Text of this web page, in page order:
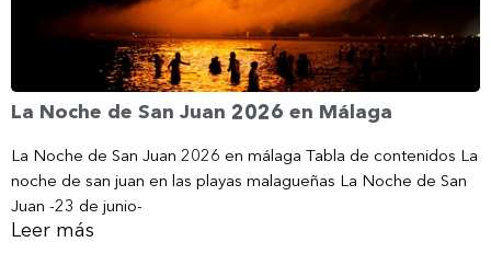
La Noche de San Juan 2026 en Málaga
La Noche de San Juan 2026 en málaga Tabla de contenidos La
noche de san juan en las playas malagueñas La Noche de San
Juan -23 de junio-
Leer más